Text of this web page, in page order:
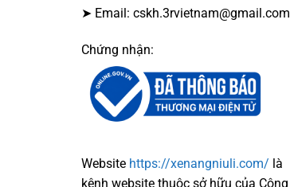
➤ Email: cskh.3rvietnam@gmail.com
Chứng nhận:
Website https://xenangniuli.com/ là
kênh website thuộc sở hữu của Công